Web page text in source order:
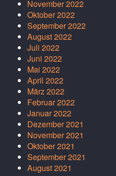
November 2022
Oktober 2022
September 2022
August 2022
Juli 2022
Juni 2022
Mai 2022
April 2022
März 2022
Februar 2022
Januar 2022
Dezember 2021
November 2021
Oktober 2021
September 2021
August 2021